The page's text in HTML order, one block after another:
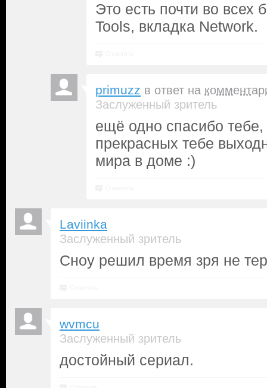
Это есть почти во всех
Tools, вкладка Network.
primuzz в ответ на
Заслуженный зритель
ещё одно спасибо
прекрасных тебе
мира в доме :)
Laviinka
Заслуженный зритель
Сноу решил время зря не
wvmcu
Заслуженный зритель
достойный сериал.